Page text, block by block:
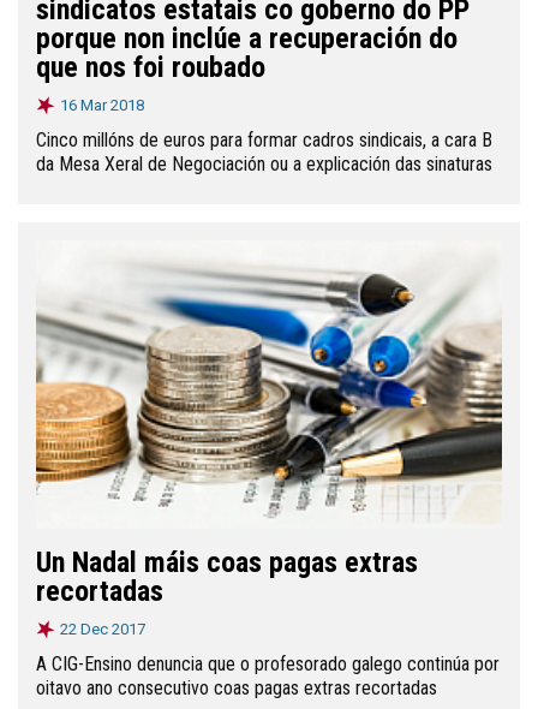
sindicatos estatais co goberno do PP
porque non inclúe a recuperación do
que nos foi roubado
16 Mar 2018
Cinco millóns de euros para formar cadros sindicais, a cara B
da Mesa Xeral de Negociación ou a explicación das sinaturas
Un Nadal máis coas pagas extras
recortadas
22 Dec 2017
A CIG-Ensino denuncia que o profesorado galego continúa por
oitavo ano consecutivo coas pagas extras recortadas